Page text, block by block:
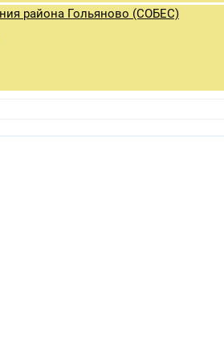
района Гольяново (СОБЕС)